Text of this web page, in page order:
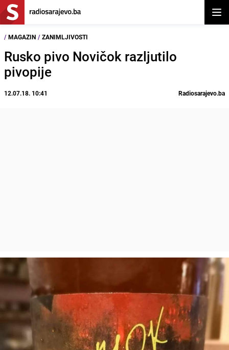
/ MAGAZIN / ZANIMLJIVOSTI
Rusko pivo Novičok razljutilo
pivopije
12.07.18. 10:41 Radiosarajevo.ba